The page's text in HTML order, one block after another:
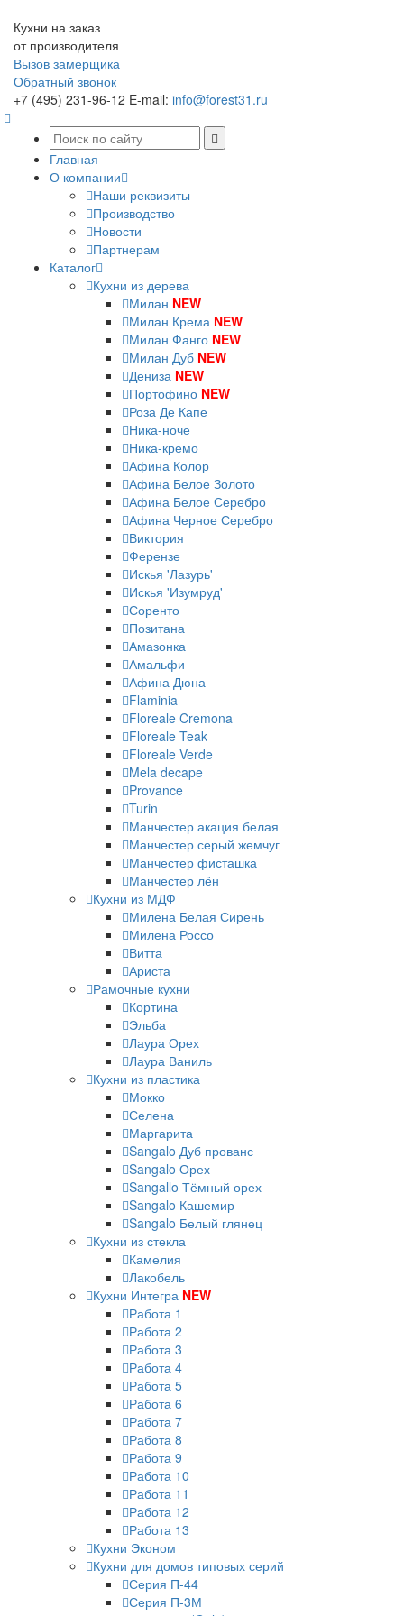
Кухни на заказ
от производителя
Вызов замерщика
Обратный звонок
+7 (495) 231-96-12 E-mail: info@forest31.ru
Главная
О компании
Наши реквизиты
Производство
Новости
Партнерам
Каталог
Кухни из дерева
Милан NEW
Милан Крема NEW
Милан Фанго NEW
Милан Дуб NEW
Дениза NEW
Портофино NEW
Роза Де Капе
Ника-ноче
Ника-кремо
Афина Колор
Афина Белое Золото
Афина Белое Серебро
Афина Черное Серебро
Виктория
Ферензе
Искья 'Лазурь'
Искья 'Изумруд'
Соренто
Позитана
Амазонка
Амальфи
Афина Дюна
Flaminia
Floreale Cremona
Floreale Teak
Floreale Verde
Mela decape
Provance
Turin
Манчестер акация белая
Манчестер серый жемчуг
Манчестер фисташка
Манчестер лён
Кухни из МДФ
Милена Белая Сирень
Милена Россо
Витта
Ариста
Рамочные кухни
Кортина
Эльба
Лаура Орех
Лаура Ваниль
Кухни из пластика
Мокко
Селена
Маргарита
Sangalo Дуб прованс
Sangalo Орех
Sangallo Тёмный орех
Sangalo Кашемир
Sangalo Белый глянец
Кухни из стекла
Камелия
Лакобель
Кухни Интегра NEW
Работа 1
Работа 2
Работа 3
Работа 4
Работа 5
Работа 6
Работа 7
Работа 8
Работа 9
Работа 10
Работа 11
Работа 12
Работа 13
Кухни Эконом
Кухни для домов типовых серий
Серия П-44
Серия П-3М